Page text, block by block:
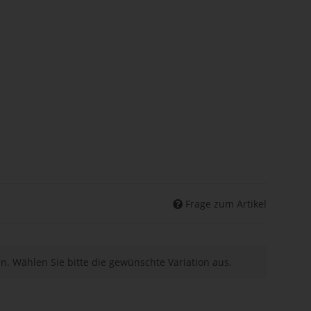
Frage zum Artikel
Wählen Sie bitte die gewünschte Variation aus.